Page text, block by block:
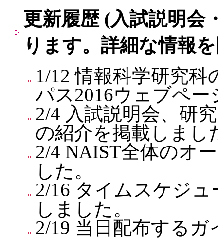
更新履歴 (入試説明会
ります。詳細な情報
1/12 情報科学研究
パス2016ウェブペ
2/4 入試説明会、研
の紹介を掲載しまし
2/4 NAIST全体のオ
した。
2/16 タイムスケジュ
しました。
2/19 当日配布する